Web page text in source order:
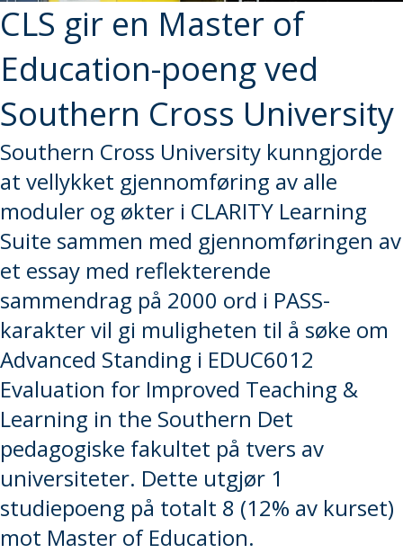
CLS gir en Master of
Education-poeng ved
Southern Cross University
Southern Cross University kunngjorde
at vellykket gjennomføring av alle
moduler og økter i CLARITY Learning
Suite sammen med gjennomføringen av
et essay med reflekterende
sammendrag på 2000 ord i PASS-
karakter vil gi muligheten til å søke om
Advanced Standing i EDUC6012
Evaluation for Improved Teaching &
Learning in the Southern Det
pedagogiske fakultet på tvers av
universiteter. Dette utgjør 1
studiepoeng på totalt 8 (12% av kurset)
mot Master of Education.